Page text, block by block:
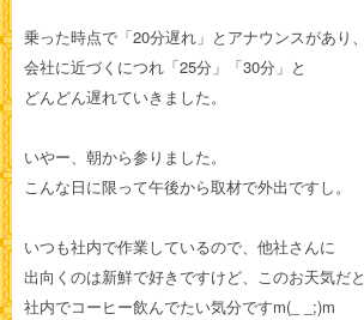
乗った時点で「20分遅れ」とアナウンスがあり、
会社に近づくにつれ「25分」「30分」と
どんどん遅れていきました。
いやー、朝から参りました。
こんな日に限って午後から取材で外出ですし。
いつも社内で作業しているので、他社さんに
出向くのは新鮮で好きですけど、このお天気だと
社内でコーヒー飲んでたい気分ですm(_ _;)m